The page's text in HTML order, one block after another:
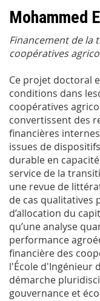
Mohammed
Financement de la
coopératives
Ce projet doctoral
conditions dans
coopératives
convertissent des
financières
issues de
durable en
service de la
une revue de
de cas qualitatives
d’allocation du
qu’une analyse
performance
financière des
l'École d'Ingénieur
démarche
gouvernance et